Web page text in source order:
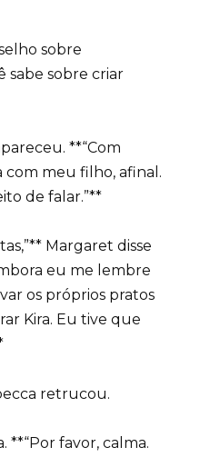
sobre
sabe sobre criar
**“Com
com meu filho, afinal.
de falar.”**
Margaret disse
eu me lembre
os próprios pratos
Kira. Eu tive que
retrucou.
**“Por favor, calma.